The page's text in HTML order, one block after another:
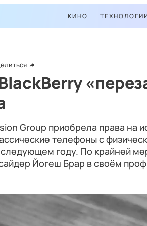
КИНО
Group приобрела права на
телефоны с
году. По крайней
Йогеш Брар в своём